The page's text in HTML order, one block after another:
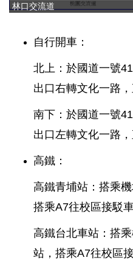
林口交流道
自行開車：
北上：於國道一號
出口右轉文化一路
南下：於國道一號
出口左轉文化一路，
高鐵：
高鐵青埔站：搭乘
搭乘A7往校區接駁
高鐵台北車站：搭
站，搭乘A7往校區